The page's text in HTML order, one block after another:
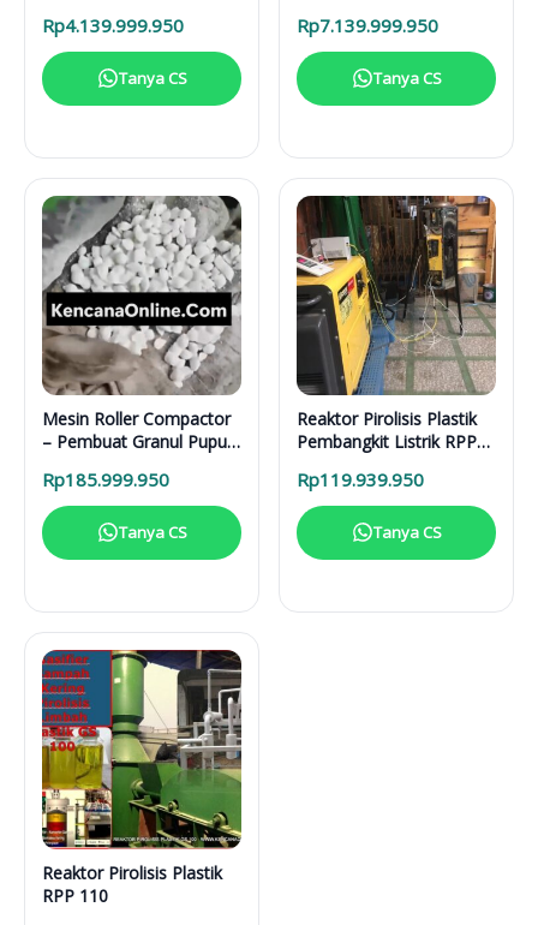
Rp4.139.999.950
Tanya CS
Rp7.139.999.950
Tanya CS
Mesin Roller Compactor
– Pembuat Granul Pupuk
Rp185.999.950
Tanya CS
Reaktor Pirolisis Plastik
Pembangkit Listrik RPP
Rp119.939.950
Tanya CS
Reaktor Pirolisis Plastik
RPP 110